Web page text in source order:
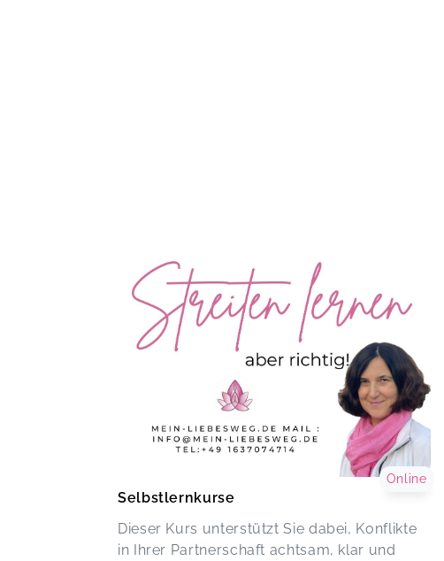
Selbstlernkurse
Dieser Kurs unterstützt Sie dabei, Konflikte
in Ihrer Partnerschaft achtsam, klar und
Online